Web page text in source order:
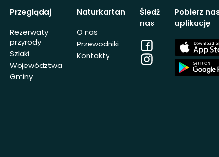
Przeglądaj
Rezerwaty
przyrody
Szlaki
Województwa
Gminy
Naturkartan
O nas
Przewodniki
Kontakty
Śledź
nas
Facebook
Instagram
Pobierz
aplikację
App
Store
App
Store